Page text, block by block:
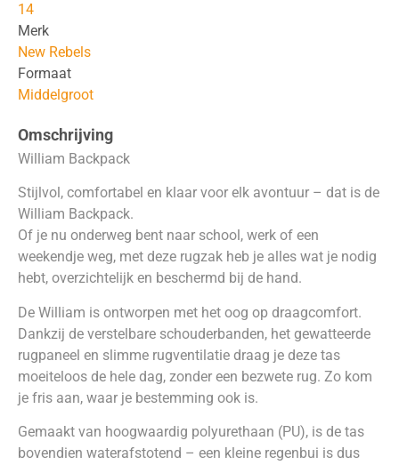
14
Merk
New Rebels
Formaat
Middelgroot
Omschrijving
William Backpack
Stijlvol, comfortabel en klaar voor elk avontuur – dat is de
William Backpack.
Of je nu onderweg bent naar school, werk of een
weekendje weg, met deze rugzak heb je alles wat je nodig
hebt, overzichtelijk en beschermd bij de hand.
De William is ontworpen met het oog op draagcomfort.
Dankzij de verstelbare schouderbanden, het gewatteerde
rugpaneel en slimme rugventilatie draag je deze tas
moeiteloos de hele dag, zonder een bezwete rug. Zo kom
je fris aan, waar je bestemming ook is.
Gemaakt van hoogwaardig polyurethaan (PU), is de tas
bovendien waterafstotend – een kleine regenbui is dus